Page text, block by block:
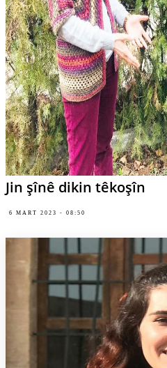
Jin şînê dikin têkoşîn
6 MART 2023 - 08:50